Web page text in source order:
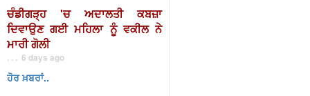
ਚੰਡੀਗੜ੍ਹ 'ਚ ਅਦਾਲਤੀ ਕਬਜ਼ਾ
ਦਿਵਾਉਣ ਗਈ ਮਹਿਲਾ ਨੂੰ ਵਕੀਲ ਨੇ
ਮਾਰੀ ਗੋਲੀ
. . . 6 days ago
ਹੋਰ ਖ਼ਬਰਾਂ..